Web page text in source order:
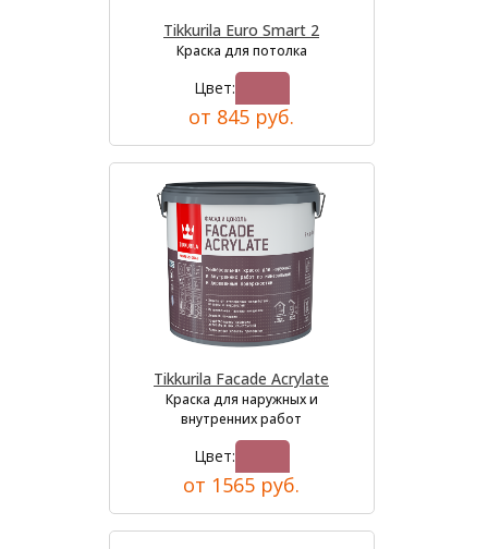
Tikkurila Euro Smart 2
Краска для потолка
Цвет:
от 845 руб.
Tikkurila Facade Acrylate
Краска для наружных и
внутренних работ
Цвет:
от 1565 руб.